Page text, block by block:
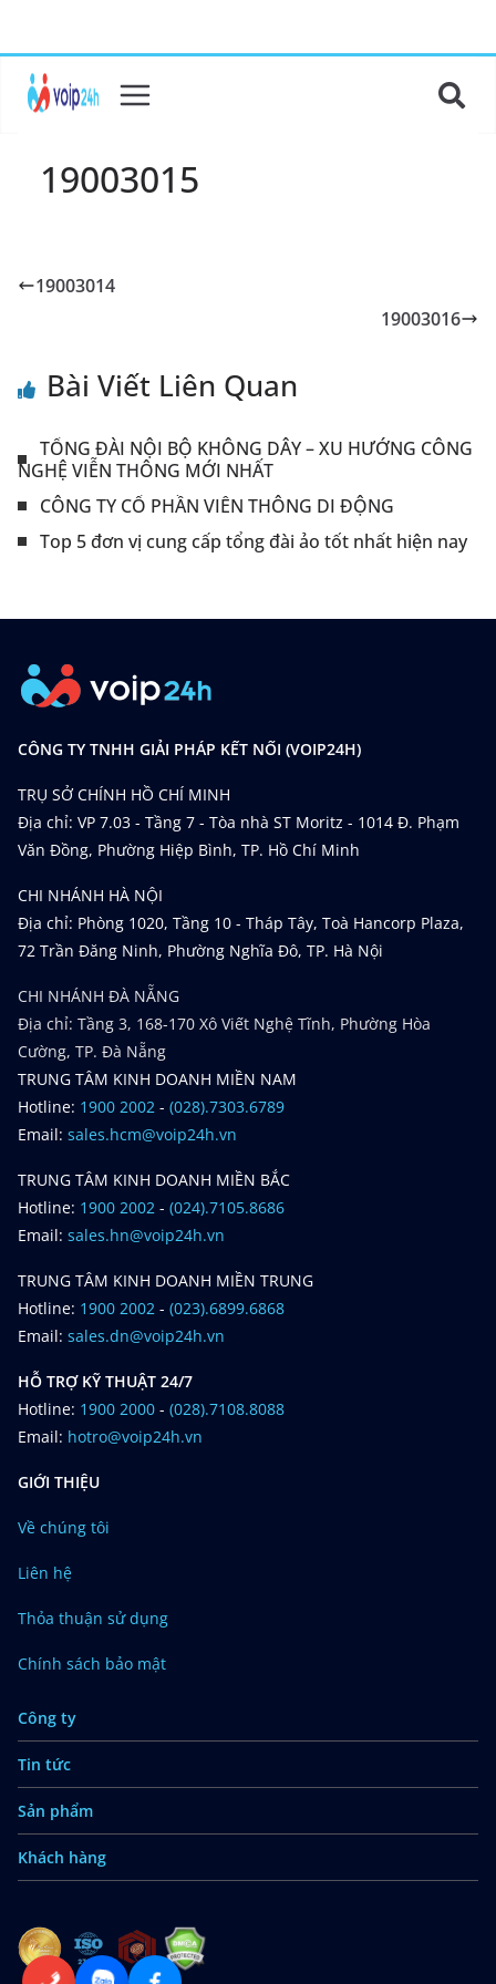
19003015
19003014
19003016
Bài Viết Liên Quan
TỔNG ĐÀI NỘI BỘ KHÔNG DÂY – XU HƯỚNG CÔNG
NGHỆ VIỄN THÔNG MỚI NHẤT
CÔNG TY CỔ PHẦN VIỄN THÔNG DI ĐỘNG
Top 5 đơn vị cung cấp tổng đài ảo tốt nhất hiện nay
CÔNG TY TNHH GIẢI PHÁP KẾT NỐI (VOIP24H)
TRỤ SỞ CHÍNH HỒ CHÍ MINH
Địa chỉ: VP 7.03 - Tầng 7 - Tòa nhà ST Moritz - 1014 Đ. Phạm
Văn Đồng, Phường Hiệp Bình, TP. Hồ Chí Minh
CHI NHÁNH HÀ NỘI
Địa chỉ: Phòng 1020, Tầng 10 - Tháp Tây, Toà Hancorp Plaza,
72 Trần Đăng Ninh, Phường Nghĩa Đô, TP. Hà Nội
CHI NHÁNH ĐÀ NẴNG
Địa chỉ: Tầng 3, 168-170 Xô Viết Nghệ Tĩnh, Phường Hòa
Cường, TP. Đà Nẵng
TRUNG TÂM KINH DOANH MIỀN NAM
Hotline: 1900 2002 - (028).7303.6789
Email: sales.hcm@voip24h.vn
TRUNG TÂM KINH DOANH MIỀN BẮC
Hotline: 1900 2002 - (024).7105.8686
Email: sales.hn@voip24h.vn
TRUNG TÂM KINH DOANH MIỀN TRUNG
Hotline: 1900 2002 - (023).6899.6868
Email: sales.dn@voip24h.vn
HỖ TRỢ KỸ THUẬT 24/7
Hotline: 1900 2000 - (028).7108.8088
Email: hotro@voip24h.vn
GIỚI THIỆU
Về chúng tôi
Liên hệ
Thỏa thuận sử dụng
Chính sách bảo mật
Công ty
Tin tức
Sản phẩm
Khách hàng